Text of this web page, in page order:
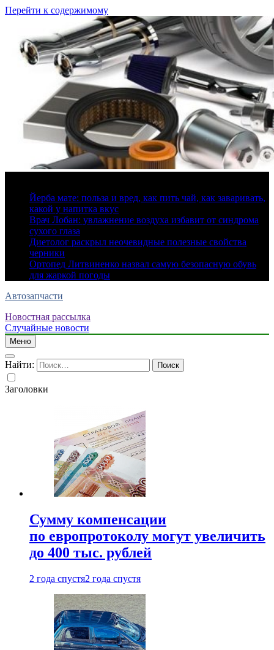
Перейти к содержимому
Йерба мате: польза и вред, как пить чай, как заваривать,
какой у напитка вкус
Врач Лобан: увлажнение воздуха избавит от синдрома
сухого глаза
Диетолог раскрыл неочевидные полезные свойства
черники
Ортопед Литвиненко назвал самую безопасную обувь
для жаркой погоды
Автозапчасти
Новостная рассылка
Случайные новости
Меню
Найти:
Заголовки
Сумму компенсации
по европротоколу могут увеличить
до 400 тыс. рублей
2 года спустя2 года спустя